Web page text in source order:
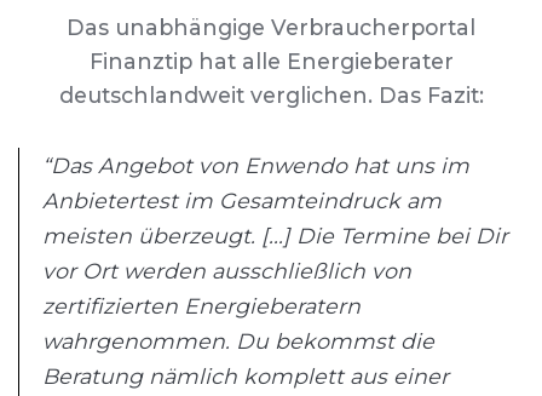
Das unabhängige Verbraucherportal
Finanztip hat alle Energieberater
deutschlandweit verglichen. Das Fazit:
“Das Angebot von Enwendo hat uns im
Anbietertest im Gesamteindruck am
meisten überzeugt. [...] Die Termine bei Dir
vor Ort werden ausschließlich von
zertifizierten Energieberatern
wahrgenommen. Du bekommst die
Beratung nämlich komplett aus einer